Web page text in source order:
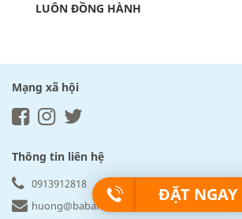
ĐẶT NGAY
LUÔN ĐỒNG HÀNH
Mạng xã hội
Thông tin liên hệ
0913912818
huong@babartravel.com